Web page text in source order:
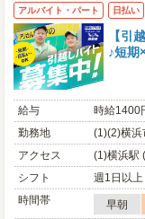
アルバイト・パート 日払い
【引
♪短
給与
時給1400
勤務地
(1)(2)横浜
アクセス
(1)横浜駅
シフト
週1日以
時間帯
早朝